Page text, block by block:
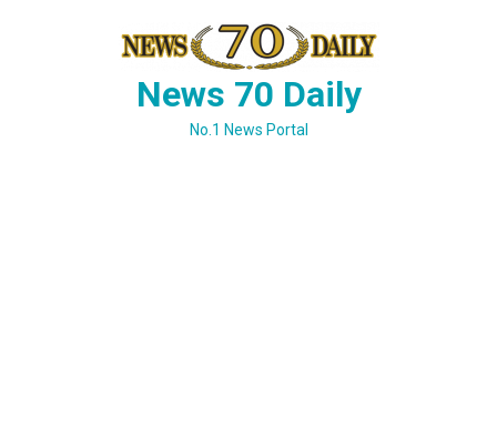
News 70 Daily
No.1 News Portal